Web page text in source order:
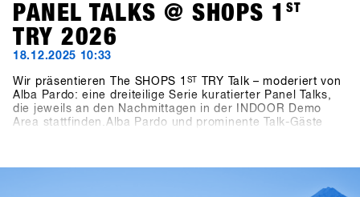
PANEL TALKS @ SHOPS 1 ST
TRY 2026
18.12.2025 10:33
Wir präsentieren The SHOPS 1 ST
TRY Talk – moderiert von
Alba Pardo: eine dreiteilige Serie kuratierter Panel Talks,
die jeweils an den Nachmittagen in der INDOOR Demo
Area stattfinden.Alba Pardo und prominente Talk-Gäste
Industrie. Der Montag rückt Wettbewerbsformate in den